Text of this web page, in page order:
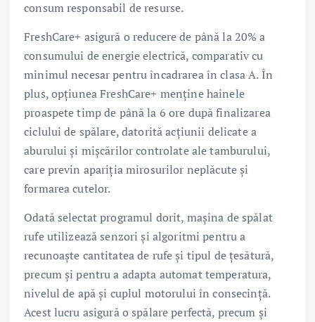
consum responsabil de resurse.
FreshCare+ asigură o reducere de până la 20% a
consumului de energie electrică, comparativ cu
minimul necesar pentru încadrarea în clasa A. În
plus, opțiunea FreshCare+ menține hainele
proaspete timp de până la 6 ore după finalizarea
ciclului de spălare, datorită acțiunii delicate a
aburului și mișcărilor controlate ale tamburului,
care previn apariția mirosurilor neplăcute și
formarea cutelor.
Odată selectat programul dorit, maşina de spălat
rufe utilizează senzori şi algoritmi pentru a
recunoaşte cantitatea de rufe şi tipul de ţesătură,
precum şi pentru a adapta automat temperatura,
nivelul de apă şi cuplul motorului în consecinţă.
Acest lucru asigură o spălare perfectă, precum şi